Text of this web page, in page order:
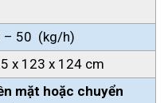
– 50 (kg/h)
x 123 x 124 cm
mặt hoặc chuyển